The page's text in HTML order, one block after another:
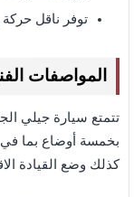
توفر ناقل حركة
المواصفات
تتمتع سيارة جيلي
بخمسة أوضاع بما في
كذلك وضع القيادة